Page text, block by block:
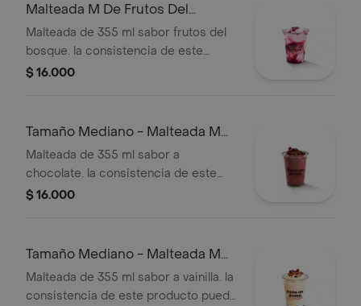
Malteada M De Frutos Del
Bosque
Malteada de 355 ml sabor frutos del
bosque. la consistencia de este
producto puede variar debido al
$ 16.000
Tamaño Mediano - Malteada M
De Chocolate
Malteada de 355 ml sabor a
chocolate. la consistencia de este
producto puede variar debido al
$ 16.000
Tamaño Mediano - Malteada M
De Vainilla
Malteada de 355 ml sabor a vainilla. la
consistencia de este producto puede